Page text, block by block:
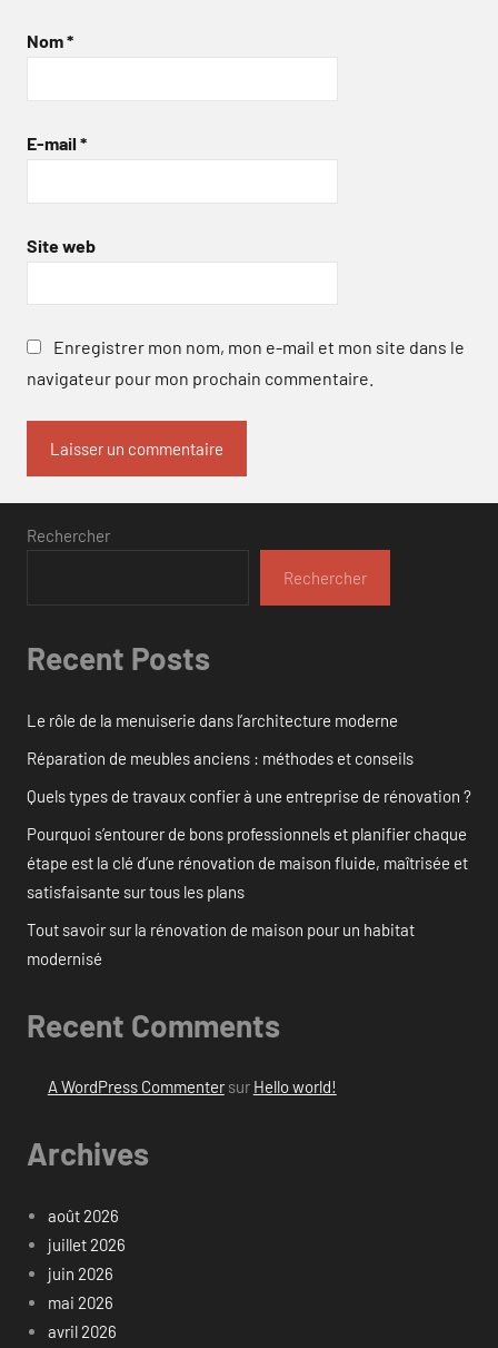
Nom*
E-mail *
Site web
Enregistrer mon nom, mon e-mail et mon site dans le
navigateur pour mon prochain commentaire.
Rechercher
Rechercher
Recent Posts
Le rôle de la menuiserie dans l’architecture moderne
Réparation de meubles anciens : méthodes et conseils
Quels types de travaux confier à une entreprise de rénovation ?
Pourquoi s’entourer de bons professionnels et planifier chaque
étape est la clé d’une rénovation de maison fluide, maîtrisée et
satisfaisante sur tous les plans
Tout savoir sur la rénovation de maison pour un habitat
modernisé
Recent Comments
A WordPress Commentersur Hello world!
Archives
août 2026
juillet 2026
juin 2026
mai 2026
avril 2026